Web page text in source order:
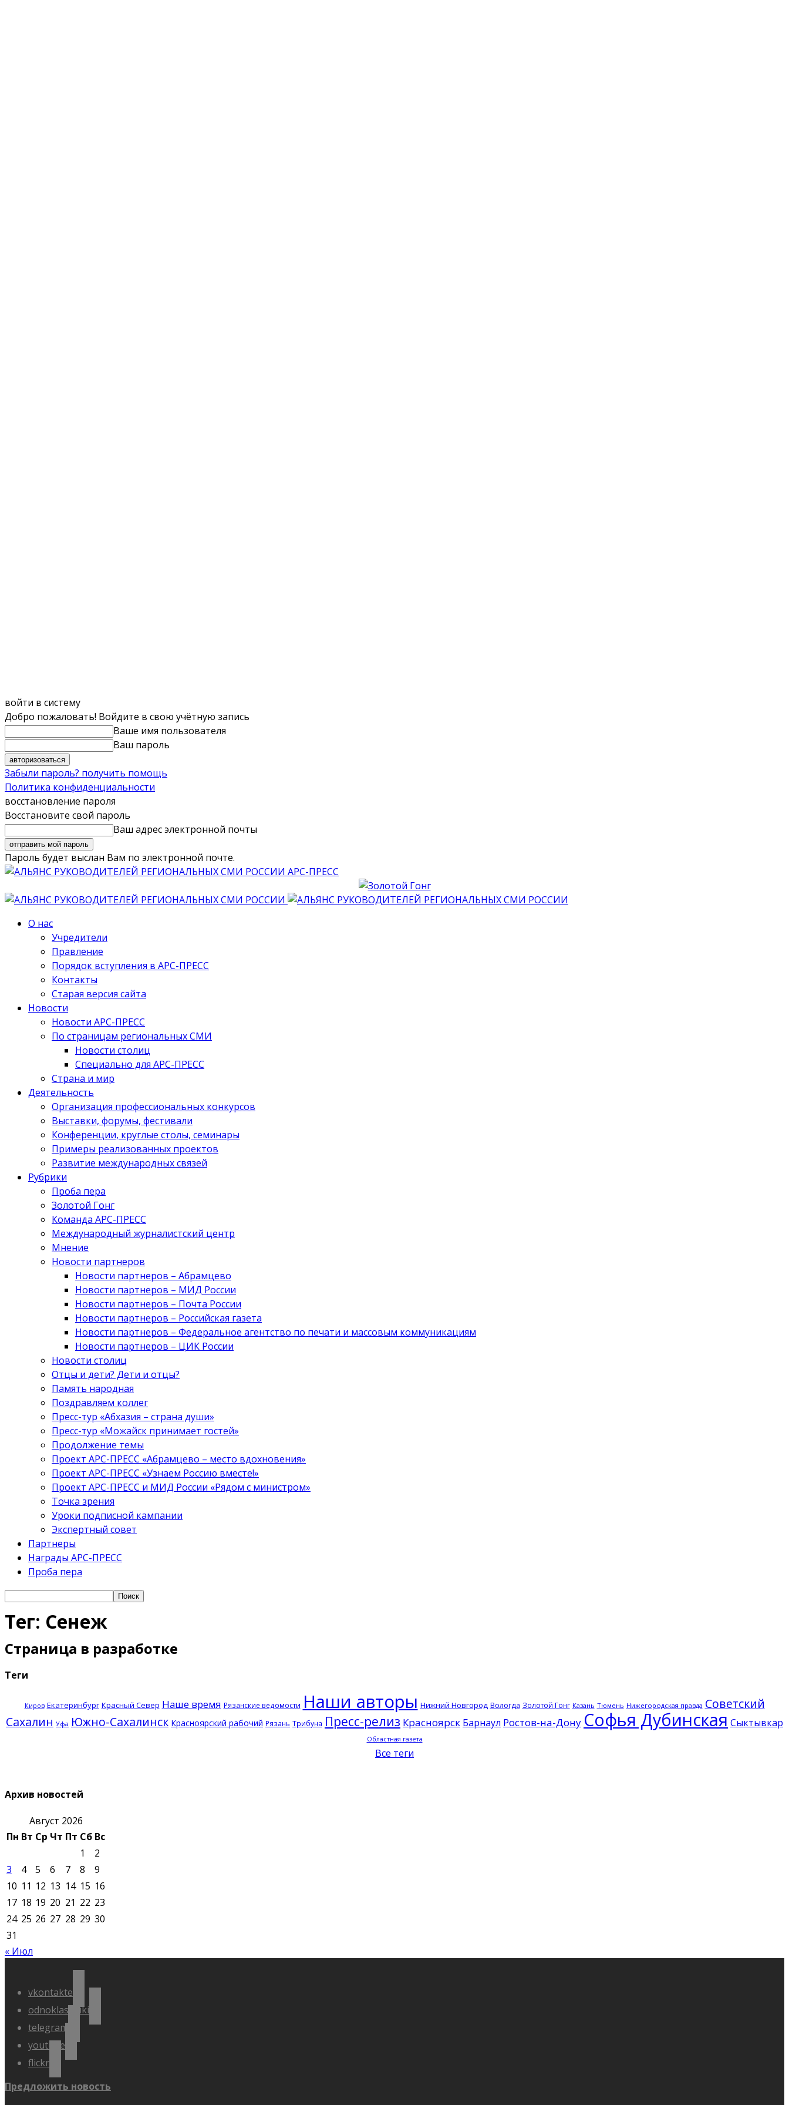
войти в систему
Добро пожаловать! Войдите в свою учётную запись
Ваше имя пользователя
Ваш пароль
Забыли пароль? получить помощь
Политика конфиденциальности
восстановление пароля
Восстановите свой пароль
Ваш адрес электронной почты
Пароль будет выслан Вам по электронной почте.
АРС-ПРЕСС
О нас
Учредители
Правление
Порядок вступления в АРС-ПРЕСС
Контакты
Старая версия сайта
Новости
Новости АРС-ПРЕСС
По страницам региональных СМИ
Новости столиц
Специально для АРС-ПРЕСС
Страна и мир
Деятельность
Организация профессиональных конкурсов
Выставки, форумы, фестивали
Конференции, круглые столы, семинары
Примеры реализованных проектов
Развитие международных связей
Рубрики
Проба пера
Золотой Гонг
Команда АРС-ПРЕСС
Международный журналистский центр
Мнение
Новости партнеров
Новости партнеров – Абрамцево
Новости партнеров – МИД России
Новости партнеров – Почта России
Новости партнеров – Российская газета
Новости партнеров – Федеральное агентство по печати и массовым коммуникациям
Новости партнеров – ЦИК России
Новости столиц
Отцы и дети? Дети и отцы?
Память народная
Поздравляем коллег
Пресс-тур «Абхазия – страна души»
Пресс-тур «Можайск принимает гостей»
Продолжение темы
Проект АРС-ПРЕСС «Абрамцево – место вдохновения»
Проект АРС-ПРЕСС «Узнаем Россию вместе!»
Проект АРС-ПРЕСС и МИД России «Рядом с министром»
Точка зрения
Уроки подписной кампании
Экспертный совет
Партнеры
Награды АРС-ПРЕСС
Проба пера
Тег: Сенеж
Страница в разработке
Теги
Киров Екатеринбург Красный Север Наше время Рязанские ведомости Наши авторы Нижний Новгород Вологда Золотой Гонг Казань Тюмень Нижегородская правда Советский
Сахалин Уфа Южно-Сахалинск Красноярский рабочий Рязань Трибуна Пресс-релиз Красноярск Барнаул Ростов-на-Дону Софья Дубинская Сыктывкар
Областная газета
Все теги
Архив новостей
Август 2026
Пн Вт Ср Чт Пт Сб Вс
1
2
3
4 5 6 7 8
9
10 11 12 13 14 15 16
17 18 19 20 21 22 23
24 25 26 27 28 29 30
31
« Июл
vkontakte
odnoklassniki
telegram
youtube
flickr
Предложить новость